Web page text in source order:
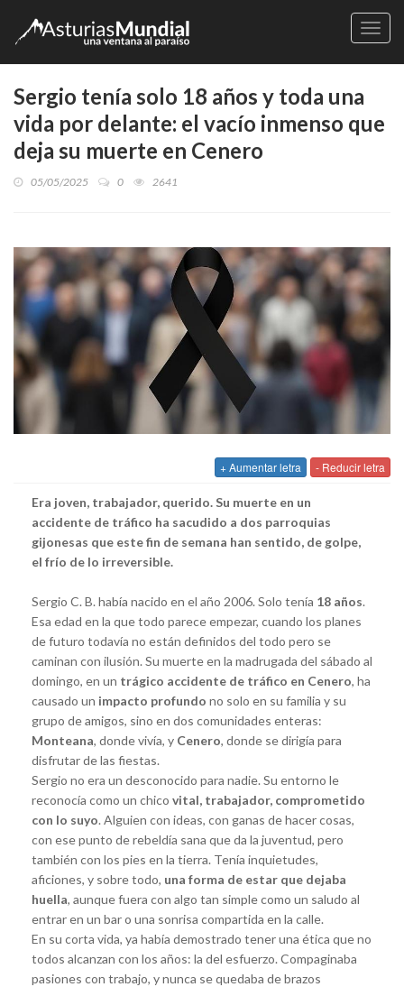
Sergio tenía solo 18 años y toda una
vida por delante: el vacío inmenso que
deja su muerte en Cenero
05/05/2025 0 2641
+ Aumentar letra - Reducir letra
Era joven, trabajador, querido. Su muerte en un
accidente de tráfico ha sacudido a dos parroquias
gijonesas que este fin de semana han sentido, de golpe,
el frío de lo irreversible.
Sergio C. B. había nacido en el año 2006. Solo tenía 18 años.
Esa edad en la que todo parece empezar, cuando los planes
de futuro todavía no están definidos del todo pero se
caminan con ilusión. Su muerte en la madrugada del sábado al
domingo, en un trágico accidente de tráfico en Cenero, ha
causado un impacto profundo no solo en su familia y su
grupo de amigos, sino en dos comunidades enteras:
Monteana, donde vivía, y Cenero, donde se dirigía para
disfrutar de las fiestas.
Sergio no era un desconocido para nadie. Su entorno le
reconocía como un chico vital, trabajador, comprometido
con lo suyo. Alguien con ideas, con ganas de hacer cosas,
con ese punto de rebeldía sana que da la juventud, pero
también con los pies en la tierra. Tenía inquietudes,
aficiones, y sobre todo, una forma de estar que dejaba
huella, aunque fuera con algo tan simple como un saludo al
entrar en un bar o una sonrisa compartida en la calle.
En su corta vida, ya había demostrado tener una ética que no
todos alcanzan con los años: la del esfuerzo. Compaginaba
pasiones con trabajo, y nunca se quedaba de brazos